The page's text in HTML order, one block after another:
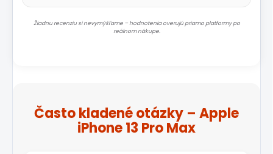
Žiadnu recenziu si nevymýšľame – hodnotenia overujú priamo platformy po
reálnom nákupe.
Často kladené otázky – Apple
iPhone 13 Pro Max